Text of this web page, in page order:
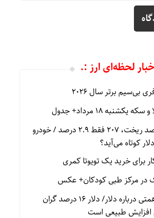
لحظه‌ای ارز :.
بی‌سیم برتر سال ۲۰۲۶
18 مرداد+ جدول
دلار ۴ درصد ریخت، ۲۰۷ فقط ۲.۹ درصد / خودرو
کوتاه می‌آید؟
در مرکز طبی کودکان+ عکس
اظهارات همتی درباره دلار/ دلار ۱۶ درصد گران
افزایش طبیعی است